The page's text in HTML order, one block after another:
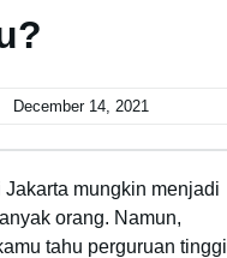
December 14, 2021
Jakarta mungkin menjadi
orang. Namun,
tahu perguruan tinggi